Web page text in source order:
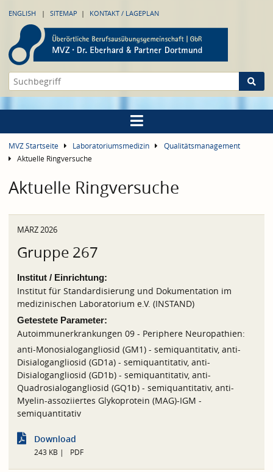
ENGLISH SITEMAP KONTAKT / LAGEPLAN
MVZ Startseite Laboratoriumsmedizin
Qualitätsmanagement
Aktuelle Ringversuche
Aktuelle Ringversuche
MÄRZ 2026
Gruppe 267
Institut / Einrichtung:
Institut für Standardisierung und Dokumentation im
medizinischen Laboratorium e.V. (INSTAND)
Getestete Parameter:
Autoimmunerkrankungen 09 - Periphere Neuropathien:
anti-Monosialogangliosid (GM1) - semiquantitativ, anti-
Disialogangliosid (GD1a) - semiquantitativ, anti-
Disialogangliosid (GD1b) - semiquantitativ, anti-
Quadrosialogangliosid (GQ1b) - semiquantitativ, anti-
Myelin-assoziiertes Glykoprotein (MAG)-IGM -
semiquantitativ
Download
243 KB PDF